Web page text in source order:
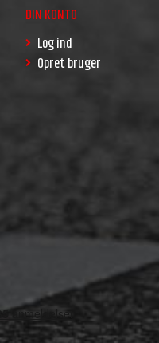
DIN KONTO
Log ind
Opret bruger